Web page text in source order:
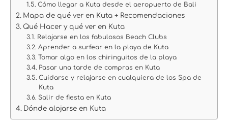
Cómo llegar a Kuta desde el aeropuerto de Bali
Mapa de qué ver en Kuta + Recomendaciones
Qué Hacer y qué ver en Kuta
Relajarse en los fabulosos Beach Clubs
Aprender a surfear en la playa de Kuta
Tomar algo en los chiringuitos de la playa
Pasar una tarde de compras en Kuta
Cuidarse y relajarse en cualquiera de los Spa de
Kuta
Salir de fiesta en Kuta
Dónde alojarse en Kuta